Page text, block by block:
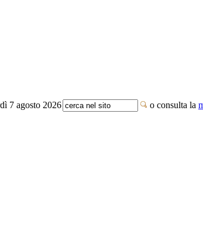
7 agosto 2026 o consulta la